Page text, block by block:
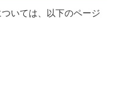
いては、以下のページ